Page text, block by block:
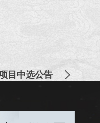
目中选公告